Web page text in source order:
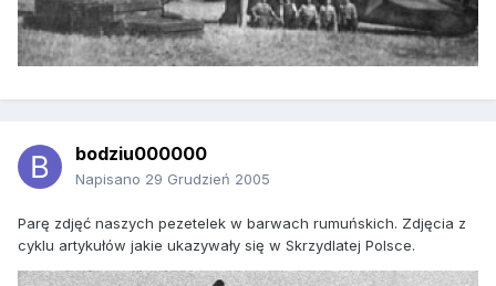
bodziu000000
Napisano 29 Grudzień 2005
Parę zdjęć naszych pezetelek w barwach rumuńskich. Zdjęcia z
cyklu artykułów jakie ukazywały się w Skrzydlatej Polsce.